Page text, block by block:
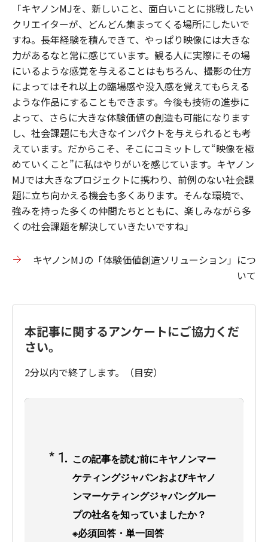
「キヤノンMJを、新しいこと、面白いことに挑戦したい
クリエイターが、どんどん集まってくる場所にしたいで
すね。長年経験を積んできて、やっぱり映像には大きな
力があるなと常に感じています。観る人に実際にその場
にいるような感覚を与えることはもちろん、撮影の仕方
によってはそれ以上の臨場感や没入感を覚えてもらえる
ような作品にすることもできます。今後も技術の進歩に
よって、さらに大きな体験価値の創造も可能になります
し、社会課題にも大きなインパクトを与えられるとも考
えています。だからこそ、そこにコミットして“映像を極
めていくこと”に私はやりがいを感じています。キヤノン
MJでは大きなプロジェクトに携わり、前例のない社会課
題に立ち向かえる機会も多くあります。そんな環境で、
強みを持った多くの仲間たちとともに、楽しみながら多
くの社会課題を解決していきたいですね」
キヤノンMJの「体験価値創造ソリューション」につ
いて
本記事に関するアンケートにご協力くだ
さい。
2分以内で終了します。（目安）